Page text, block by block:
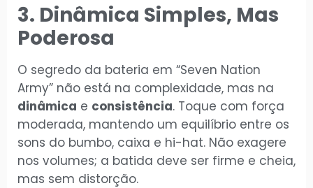
3. Dinâmica Simples, Mas
Poderosa
O segredo da bateria em “Seven Nation
Army” não está na complexidade, mas na
dinâmica e consistência. Toque com força
moderada, mantendo um equilíbrio entre os
sons do bumbo, caixa e hi-hat. Não exagere
nos volumes; a batida deve ser firme e cheia,
mas sem distorção.